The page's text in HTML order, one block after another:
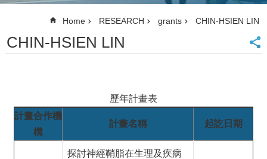
College of
Engineering
中
文
Home RESEARCH grants CHIN-HSIEN LIN
CHIN-HSIEN LIN
歷年計畫表
計畫合作機
構
計畫名稱 起訖日期
探討神經鞘脂在生理及疾病